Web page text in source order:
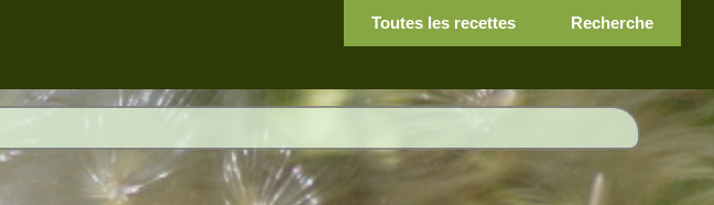
Toutes les recettes Recherche